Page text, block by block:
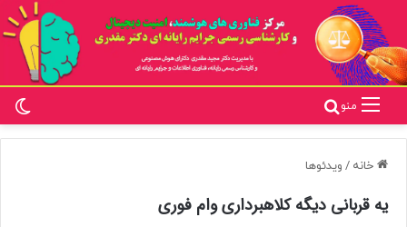
منو
خانه / ویدئوها
یه قربانی دیگه کلاهبرداری وام فوری